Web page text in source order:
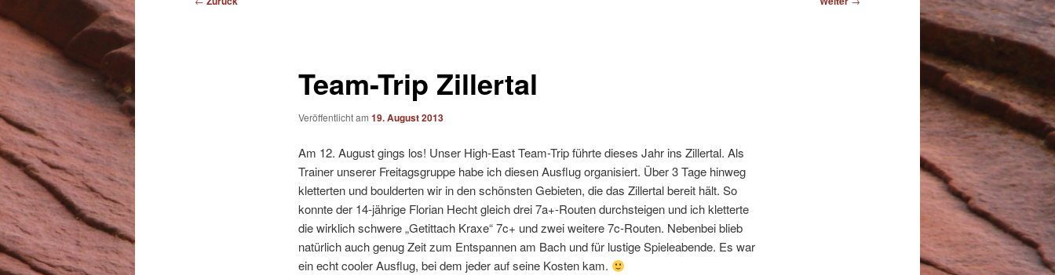
Team-Trip Zillertal
Veröffentlicht am 19. August 2013
Am 12. August gings los! Unser High-East Team-Trip führte dieses Jahr ins Zillertal. Als
Trainer unserer Freitagsgruppe habe ich diesen Ausflug organisiert. Über 3 Tage hinweg
kletterten und boulderten wir in den schönsten Gebieten, die das Zillertal bereit hält. So
konnte der 14-jährige Florian Hecht gleich drei 7a+-Routen durchsteigen und ich kletterte
die wirklich schwere „Getittach Kraxe“ 7c+ und zwei weitere 7c-Routen. Nebenbei blieb
natürlich auch genug Zeit zum Entspannen am Bach und für lustige Spieleabende. Es war
ein echt cooler Ausflug, bei dem jeder auf seine Kosten kam.